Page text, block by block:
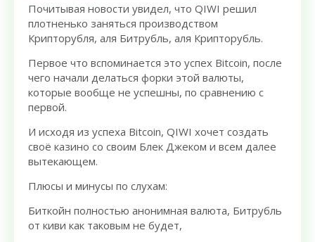
Почитывая новости увидел, что QIWI решил
плотненько заняться производством
Крипторубля, аля Битрубль, аля Крипторубль.
Первое что вспоминается это успех Bitcoin, после
чего начали делаться форки этой валюты,
которые вообще не успешны, по сравнению с
первой.
И исходя из успеха Bitcoin, QIWI хочет создать
своё казино со своим Блек Джеком и всем далее
вытекающем.
Плюсы и минусы по слухам:
Биткойн полностью анонимная валюта, Битрубль
от киви как таковым не будет,